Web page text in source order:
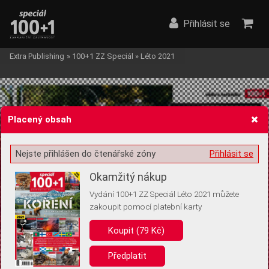
Žádost o souhlas s ukládáním volitelných informací
Pro základní fungování webu nepotřebujeme ukládat žádné informace
(tzv. cookies apod.). Rádi bychom vás ale požádali o souhlas s
uložením volitelných informací:
Anonymní unikátní ID
Přihlásit se
Extra Publishing » 100+1 ZZ Speciál » Léto 2021
Placený obsah
Přihlásit se
Nejste přihlášen do čtenářské zóny
Okamžitý nákup
Vydání 100+1 ZZ Speciál Léto 2021 můžete
zakoupit pomocí platební karty
Koupit (79 Kč)
Předplatit